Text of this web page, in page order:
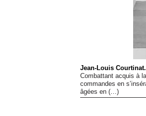
Jean-Louis
Combattant acquis à
commandes en
âgées en (…)